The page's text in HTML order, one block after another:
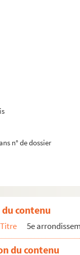
n° de dossier
contenu
Titre 5e
du contenu